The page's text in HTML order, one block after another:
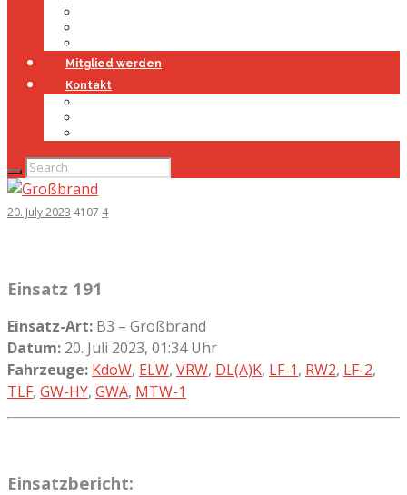
Mitglied werden
Kontakt
20. July 2023 4107 4
Einsatz 191
Einsatz-Art: B3 – Großbrand
Datum: 20. Juli 2023, 01:34 Uhr
Fahrzeuge: KdoW, ELW, VRW, DL(A)K, LF-1, RW2, LF-2,
TLF, GW-HY, GWA, MTW-1
Einsatzbericht: